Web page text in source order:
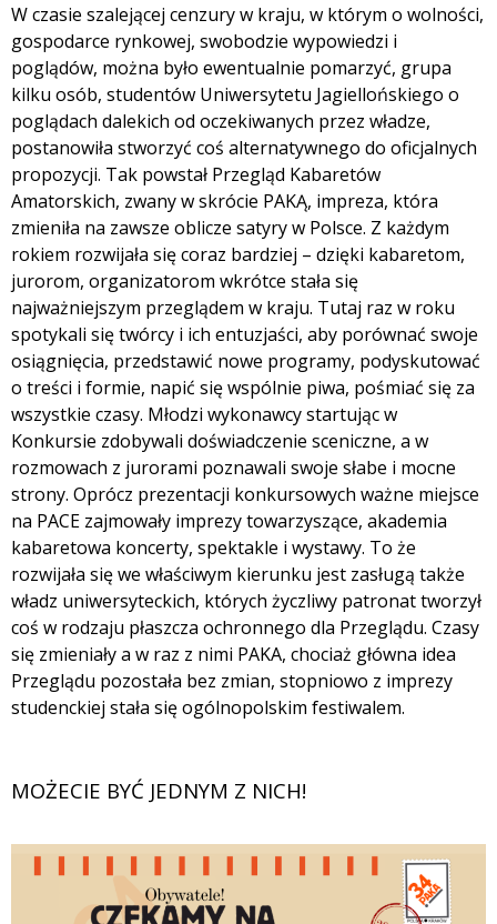
W czasie szalejącej cenzury w kraju, w którym o wolności,
gospodarce rynkowej, swobodzie wypowiedzi i
poglądów, można było ewentualnie pomarzyć, grupa
kilku osób, studentów Uniwersytetu Jagiellońskiego o
poglądach dalekich od oczekiwanych przez władze,
postanowiła stworzyć coś alternatywnego do oficjalnych
propozycji. Tak powstał Przegląd Kabaretów
Amatorskich, zwany w skrócie PAKĄ, impreza, która
zmieniła na zawsze oblicze satyry w Polsce. Z każdym
rokiem rozwijała się coraz bardziej – dzięki kabaretom,
jurorom, organizatorom wkrótce stała się
najważniejszym przeglądem w kraju. Tutaj raz w roku
spotykali się twórcy i ich entuzjaści, aby porównać swoje
osiągnięcia, przedstawić nowe programy, podyskutować
o treści i formie, napić się wspólnie piwa, pośmiać się za
wszystkie czasy. Młodzi wykonawcy startując w
Konkursie zdobywali doświadczenie sceniczne, a w
rozmowach z jurorami poznawali swoje słabe i mocne
strony. Oprócz prezentacji konkursowych ważne miejsce
na PACE zajmowały imprezy towarzyszące, akademia
kabaretowa koncerty, spektakle i wystawy. To że
rozwijała się we właściwym kierunku jest zasługą także
władz uniwersyteckich, których życzliwy patronat tworzył
coś w rodzaju płaszcza ochronnego dla Przeglądu. Czasy
się zmieniały a w raz z nimi PAKA, chociaż główna idea
Przeglądu pozostała bez zmian, stopniowo z imprezy
studenckiej stała się ogólnopolskim festiwalem.
MOŻECIE BYĆ JEDNYM Z NICH!